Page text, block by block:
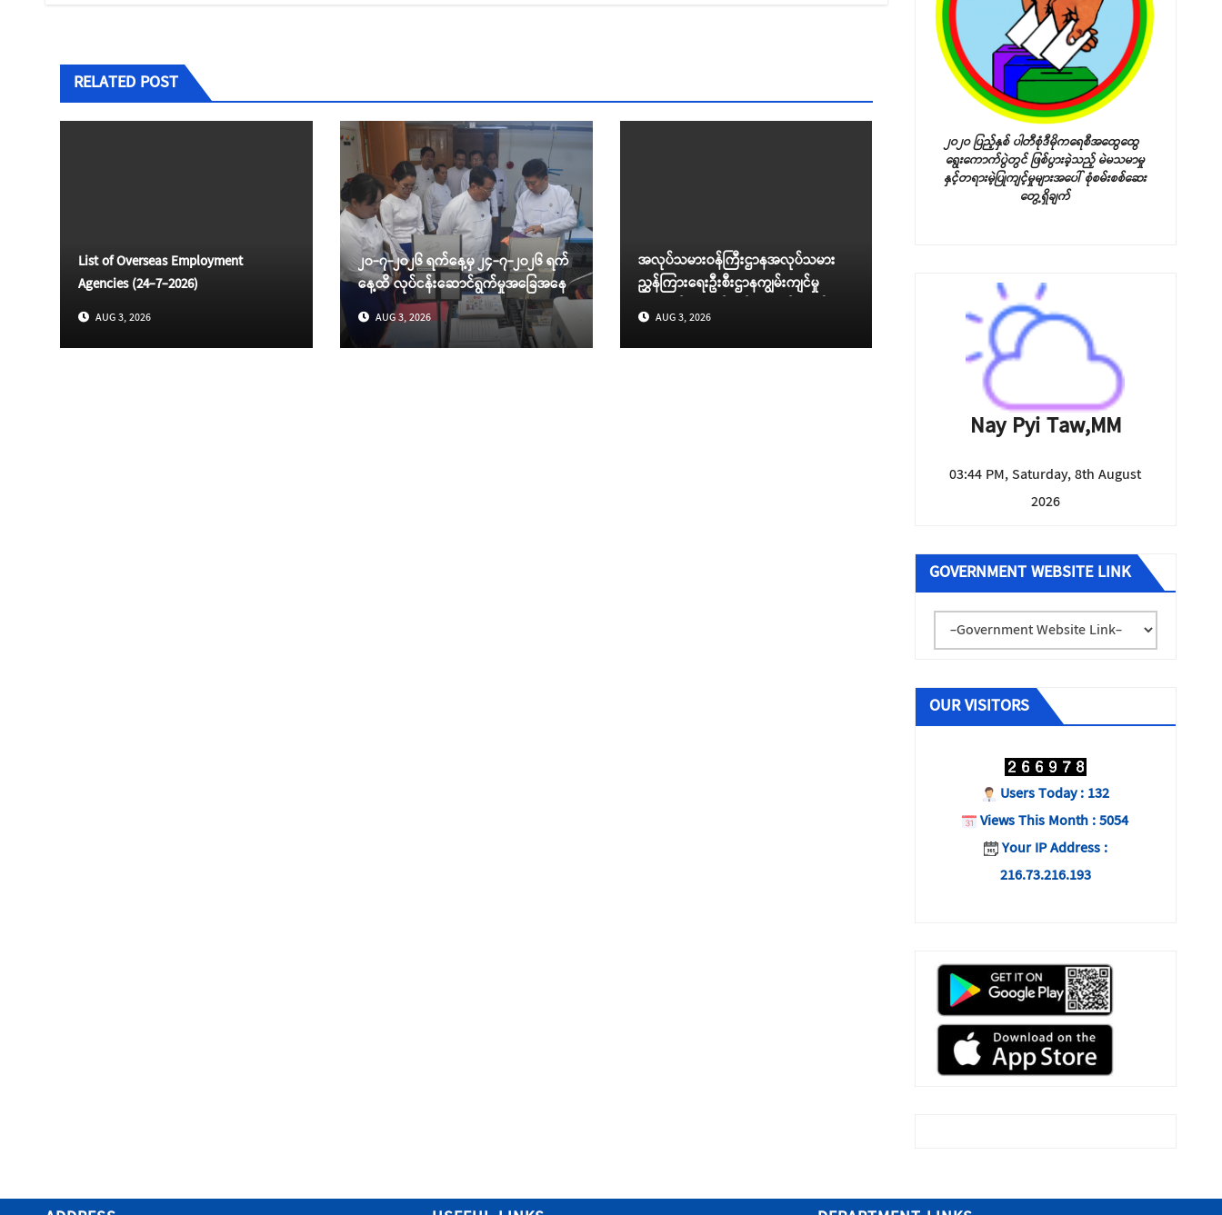
RELATED POST
List of Overseas Employment
Agencies (24-7-2026)
AUG 3, 2026
၂၀-၇-၂၀၂၆ ရက်နေ့မှ ၂၄-၇-၂၀၂၆ ရက်
နေ့ထိ လုပ်ငန်းဆောင်ရွက်မှုအခြေအနေ
AUG 3, 2026
အလုပ်သမားဝန်ကြီးဌာနအလုပ်သမား
ညွှန်ကြားရေးဦးစီးဌာနကျွမ်းကျင်မှု
လေ့ကျင့်ရေးသင်တန်းကျောင်းများ၌
၂၀၂၆ ခုနှစ်၊ စက်တင်ဘာလအတွင်း ဖွင့်
လှစ်မည့် ကျွမ်းကျင်မှုသင်တန်းများ
AUG 3, 2026
၂၀၂၀ ပြည့်နှစ် ပါတီစုံဒီမိုကရေစီအထွေထွေ
ရွေးကောက်ပွဲတွင် ဖြစ်ပွားခဲ့သည့် မဲမသမာမှု
နှင့်တရားမဲ့ပြုကျင့်မှုများအပေါ် စုံစမ်းစစ်ဆေး
တွေ့ရှိချက်
Nay Pyi Taw,MM
03:44 PM, Saturday, 8th August
2026
GOVERNMENT WEBSITE LINK
OUR VISITORS
Users Today : 132
Views This Month : 5054
Your IP Address :
216.73.216.193